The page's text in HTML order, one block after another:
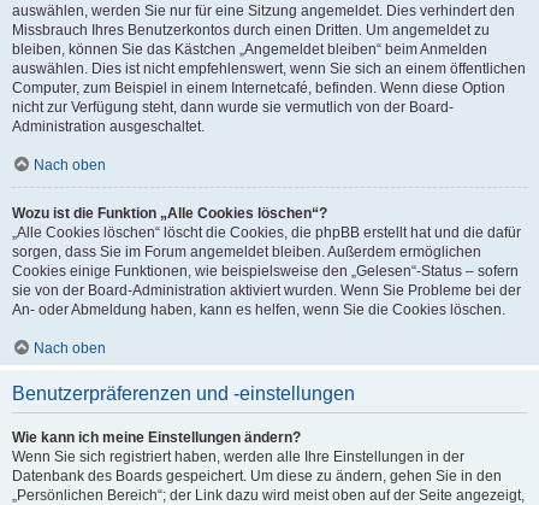
auswählen, werden Sie nur für eine Sitzung angemeldet. Dies verhindert den
Missbrauch Ihres Benutzerkontos durch einen Dritten. Um angemeldet zu
bleiben, können Sie das Kästchen „Angemeldet bleiben“ beim Anmelden
auswählen. Dies ist nicht empfehlenswert, wenn Sie sich an einem öffentlichen
Computer, zum Beispiel in einem Internetcafé, befinden. Wenn diese Option
nicht zur Verfügung steht, dann wurde sie vermutlich von der Board-
Administration ausgeschaltet.
Nach oben
Wozu ist die Funktion „Alle Cookies löschen“?
„Alle Cookies löschen“ löscht die Cookies, die phpBB erstellt hat und die dafür
sorgen, dass Sie im Forum angemeldet bleiben. Außerdem ermöglichen
Cookies einige Funktionen, wie beispielsweise den „Gelesen“-Status – sofern
sie von der Board-Administration aktiviert wurden. Wenn Sie Probleme bei der
An- oder Abmeldung haben, kann es helfen, wenn Sie die Cookies löschen.
Nach oben
Benutzerpräferenzen und -einstellungen
Wie kann ich meine Einstellungen ändern?
Wenn Sie sich registriert haben, werden alle Ihre Einstellungen in der
Datenbank des Boards gespeichert. Um diese zu ändern, gehen Sie in den
„Persönlichen Bereich“; der Link dazu wird meist oben auf der Seite angezeigt,